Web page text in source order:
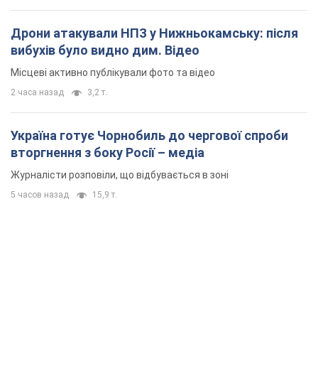
Дрони атакували НПЗ у Нижньокамську: після
вибухів було видно дим. Відео
Місцеві активно публікували фото та відео
2 часа назад 3,2 т.
Україна готує Чорнобиль до чергової спроби
вторгнення з боку Росії – медіа
Журналісти розповіли, що відбувається в зоні
5 часов назад 15,9 т.